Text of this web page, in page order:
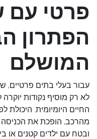
פרטי עם
הפתרון
המושלם
עבור בעלי בתים פרטיים,
לא רק מוסיף נקודות
החיים היומיומית.
מהרכב, הופכת את הכניסה
ובטח עם ילדים קטנים או